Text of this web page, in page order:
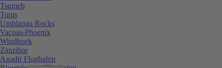
Tsumeb
Tunis
Umhlanga Rocks
Vacoas-Phoenix
Windhoek
Zanzibar
Agadir Flughafen